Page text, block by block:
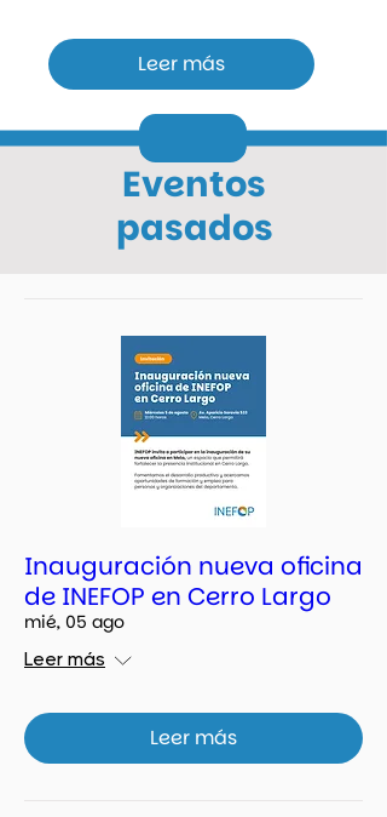
Leer más
Eventos
pasados
Inauguración nueva oficina
de INEFOP en Cerro Largo
mié, 05 ago
Leer más
Leer más